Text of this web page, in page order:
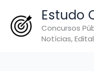
para
Estudo
Concursos
Notícias,